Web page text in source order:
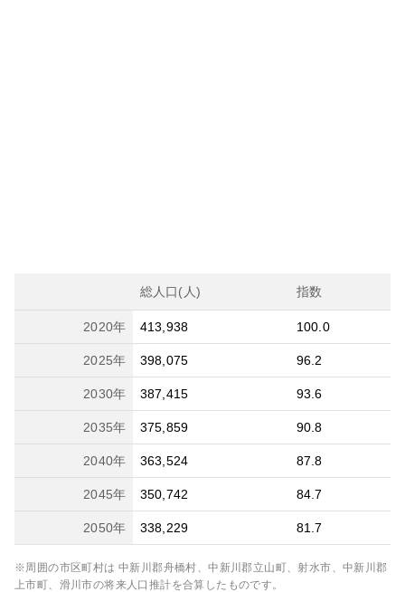
総人口(人) 指数
2020年 413,938 100.0
2025年 398,075 96.2
2030年 387,415 93.6
2035年 375,859 90.8
2040年 363,524 87.8
2045年 350,742 84.7
2050年 338,229 81.7
※周囲の市区町村は 中新川郡舟橋村、中新川郡立山町、射水市、中新川郡
上市町、滑川市の将来人口推計を合算したものです。